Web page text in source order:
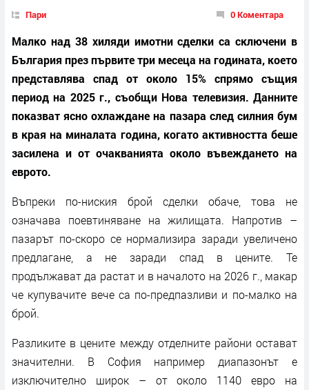
Пари 0 Коментара
Малко над 38 хиляди имотни сделки са сключени в
България през първите три месеца на годината, което
представлява спад от около 15% спрямо същия
период на 2025 г., съобщи Нова телевизия. Данните
показват ясно охлаждане на пазара след силния бум
в края на миналата година, когато активността беше
засилена и от очакванията около въвеждането на
еврото.
Въпреки по-ниския брой сделки обаче, това не
означава поевтиняване на жилищата. Напротив –
пазарът по-скоро се нормализира заради увеличено
предлагане, а не заради спад в цените. Те
продължават да растат и в началото на 2026 г., макар
че купувачите вече са по-предпазливи и по-малко на
брой.
Разликите в цените между отделните райони остават
значителни. В София например диапазонът е
изключително широк – от около 1140 евро на